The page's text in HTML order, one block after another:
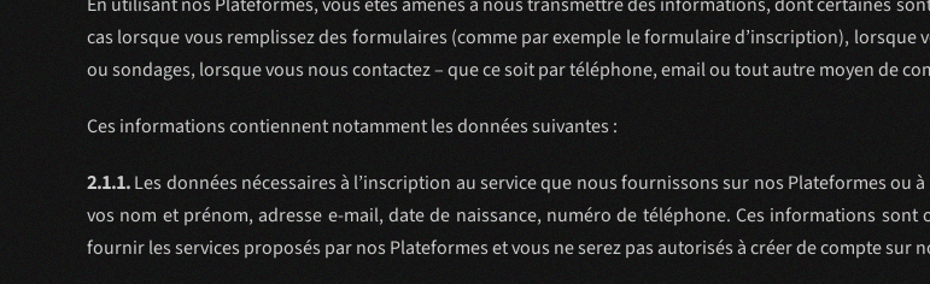
cas lorsque vous remplissez des formulaires (comme par exemple le formulaire d’inscription),
ou sondages, lorsque vous nous contactez – que ce soit par téléphone, email ou tout autre moyen de
Ces informations contiennent notamment les données suivantes :
2.1.1.Les données nécessaires à l’inscription au service que nous fournissons sur nos Plateformes ou
vos nom et prénom, adresse e-mail, date de naissance, numéro de téléphone. Ces informations sont
fournir les services proposés par nos Plateformes et vous ne serez pas autorisés à créer de compte sur